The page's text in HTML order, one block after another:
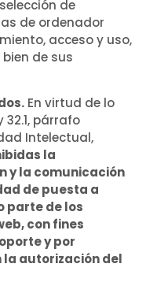
de
de ordenador
acceso y uso,
de sus
En virtud de lo
párrafo
Intelectual,
la
y la comunicación
de puesta a
parte de los
con fines
y por
autorización del